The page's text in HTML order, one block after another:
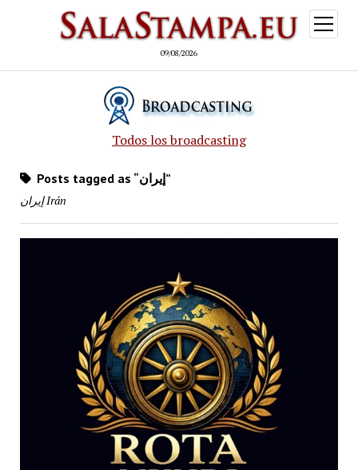
09/08/2026
open
menu
Todos los broadcasting
Posts tagged as “إيران”
إيران Irán